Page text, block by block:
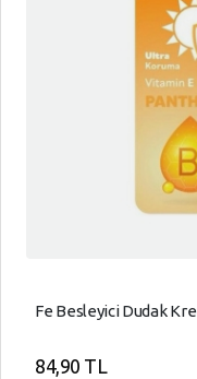
Fe Besleyici Dudak
84,90 TL